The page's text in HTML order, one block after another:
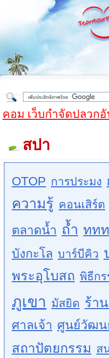
คอม เว็บกำจัดปลวก
สปา
OTOP การประมง
ความรู้ คอนเสิร์ต
ตลาดน้ำ ถ้ำ ทท
บังกะโล บาร์บีคิว
พระอุโบสถ พิธีกร
ภูเขา มัสยิด ร้า
ศาลเจ้า ศูนย์วัฒน
สถาปัตยกรรม ส